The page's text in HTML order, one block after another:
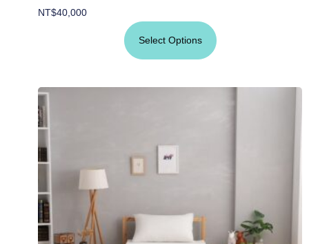
NT$40,000
Select Options